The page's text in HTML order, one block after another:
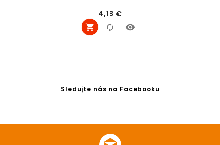
4,18 €Cena
Sledujte nás na Facebooku